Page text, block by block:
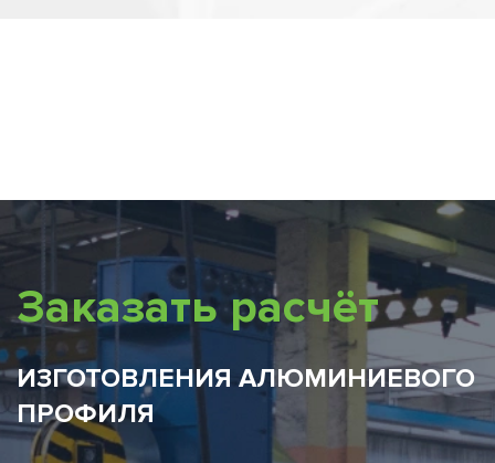
Заказать расчёт
ИЗГОТОВЛЕНИЯ АЛЮМИНИЕВОГО
ПРОФИЛЯ